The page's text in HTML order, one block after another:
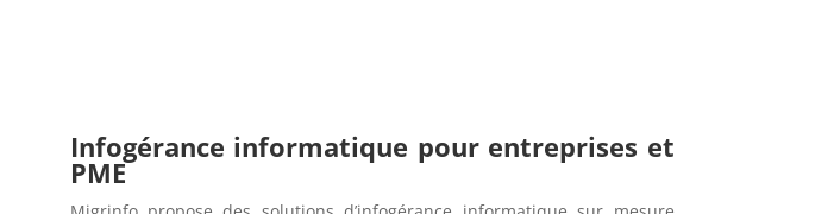
Infogérance informatique pour entreprises et
PME